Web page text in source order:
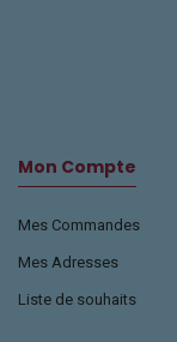
Mon Compte
Mes Commandes
Mes Adresses
Liste de souhaits